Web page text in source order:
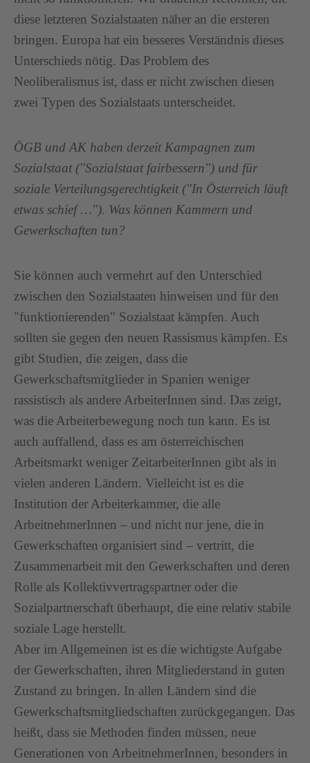
diese letzteren Sozialstaaten näher an die ersteren
bringen. Europa hat ein besseres Verständnis dieses
Unterschieds nötig. Das Problem des
Neoliberalismus ist, dass er nicht zwischen diesen
zwei Typen des Sozialstaats unterscheidet.
ÖGB und AK haben derzeit Kampagnen zum
Sozialstaat ("Sozialstaat fairbessern") und für
soziale Verteilungsgerechtigkeit ("In Österreich läuft
etwas schief …"). Was können Kammern und
Gewerkschaften tun?
Sie können auch vermehrt auf den Unterschied
zwischen den Sozialstaaten hinweisen und für den
"funktionierenden" Sozialstaat kämpfen. Auch
sollten sie gegen den neuen Rassismus kämpfen. Es
gibt Studien, die zeigen, dass die
Gewerkschaftsmitglieder in Spanien weniger
rassistisch als andere ArbeiterInnen sind. Das zeigt,
was die Arbeiterbewegung noch tun kann. Es ist
auch auffallend, dass es am österreichischen
Arbeitsmarkt weniger ZeitarbeiterInnen gibt als in
vielen anderen Ländern. Vielleicht ist es die
Institution der Arbeiterkammer, die alle
ArbeitnehmerInnen – und nicht nur jene, die in
Gewerkschaften organisiert sind – vertritt, die
Zusammenarbeit mit den Gewerkschaften und deren
Rolle als Kollektivvertragspartner oder die
Sozialpartnerschaft überhaupt, die eine relativ stabile
soziale Lage herstellt.
Aber im Allgemeinen ist es die wichtigste Aufgabe
der Gewerkschaften, ihren Mitgliederstand in guten
Zustand zu bringen. In allen Ländern sind die
Gewerkschaftsmitgliedschaften zurückgegangen. Das
heißt, dass sie Methoden finden müssen, neue
Generationen von ArbeitnehmerInnen, besonders in